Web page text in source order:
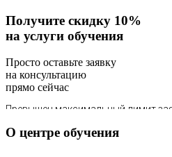
Получите скидку 10%
на услуги обучения
Просто оставьте заявку
на консультацию
прямо сейчас
О центре обучения